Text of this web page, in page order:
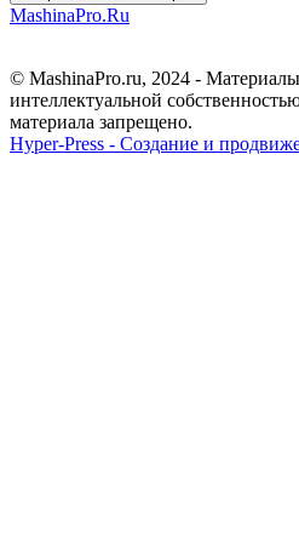
MashinaPro.Ru
© MashinaPro.ru, 2024 -
интеллектуальной
материала запрещено.
Hyper-Press - Создание и